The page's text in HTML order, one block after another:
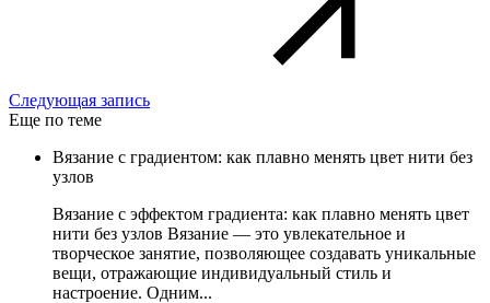
Следующая запись
Еще по теме
Вязание с градиентом: как плавно менять цвет нити без
узлов
Вязание с эффектом градиента: как плавно менять цвет
нити без узлов Вязание — это увлекательное и
творческое занятие, позволяющее создавать уникальные
вещи, отражающие индивидуальный стиль и
настроение. Одним...